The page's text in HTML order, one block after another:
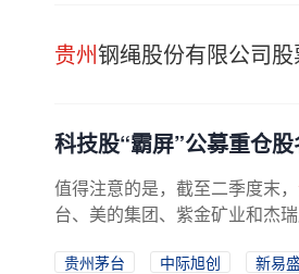
贵州钢绳股份有限公司
科技股“霸屏”公募重仓
值得注意的是，截至二季度末，
台、美的集团、紫金矿业和杰
贵州茅台 中际旭创
新易